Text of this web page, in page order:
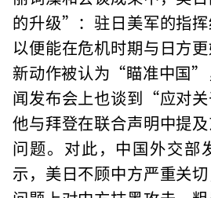
的升级”：驻日美军的指挥
以便能在危机时期与日方
新动作被认为“瞄准中国”
闻发布会上也谈到“应对
他与拜登在联合声明中提
问题。对此，中国外交部
示，美日不顾中方严重关